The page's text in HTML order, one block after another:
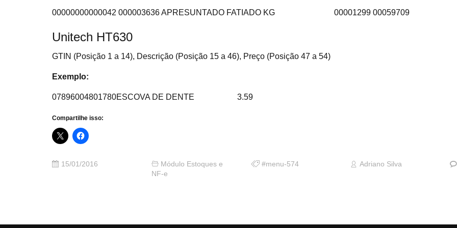
00000000000042 000003636 APRESUNTADO FATIADO KG 00001299 00059709
Unitech HT630
GTIN (Posição 1 a 14), Descrição (Posição 15 a 46), Preço (Posição 47 a 54)
Exemplo:
07896004801780ESCOVA DE DENTE 3.59
Compartilhe isso:
15/01/2016
Módulo Estoques e
NF-e
#menu-574 Adriano Silva